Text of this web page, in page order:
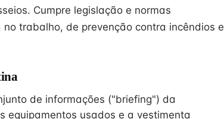
Cumpre legislação e normas
trabalho, de prevenção contra incêndios e
de informações ("briefing") da
equipamentos usados e a vestimenta